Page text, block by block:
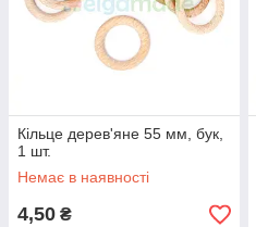
Кільце дерев'яне 55 мм, бук,
1 шт.
Немає в наявності
4,50 ₴